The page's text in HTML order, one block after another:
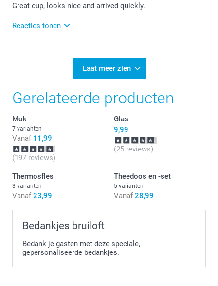
Great cup, looks nice and arrived quickly.
Reacties tonen
Thank you for your review. How nice to hear that you
someone. Maybe see you next time!
Laat meer zien
Gerelateerde producten
Mok
7 varianten
Vanaf 11,99
(197 reviews)
Glas
9,99
(25 reviews)
Thermosfles
3 varianten
Vanaf 23,99
Theedoos en -set
5 varianten
Vanaf 28,99
Bedankjes bruiloft
Bedank je gasten met deze speciale,
gepersonaliseerde bedankjes.